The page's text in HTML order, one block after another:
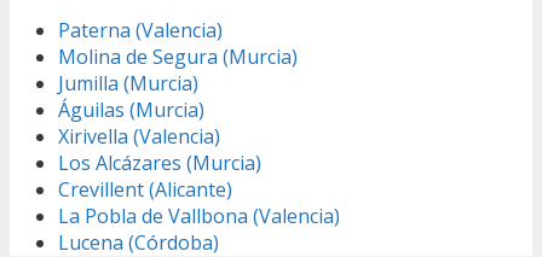
Paterna (Valencia)
Molina de Segura (Murcia)
Jumilla (Murcia)
Águilas (Murcia)
Xirivella (Valencia)
Los Alcázares (Murcia)
Crevillent (Alicante)
La Pobla de Vallbona (Valencia)
Lucena (Córdoba)